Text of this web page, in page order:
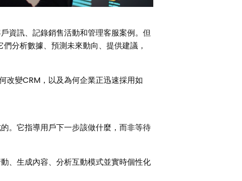
資訊、記錄銷售活動和管理客服案例。但
分析數據、預測未來動向、提供建議，
改變CRM，以及為何企業正迅速採用如
。它指導用戶下一步該做什麼，而非等待
、生成內容、分析互動模式並實時個性化